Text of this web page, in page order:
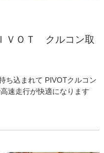
ＶＯＴ クルコン取
ち込まれて PIVOTクルコン
速走行が快適になります